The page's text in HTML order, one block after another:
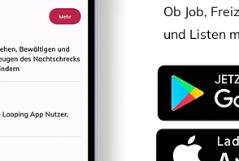
Ob Job,
und Listen